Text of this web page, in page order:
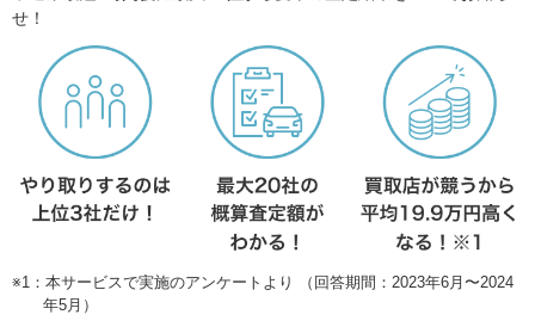
せ！
※1：本サービスで実施のアンケートより （回答期間：2023年6月〜2024
年5月）